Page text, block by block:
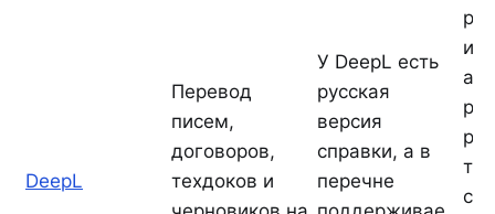
DeepL
Перевод
писем,
договоров,
техдоков и
У DeepL есть
русская
версия
справки, а в
перечне
а